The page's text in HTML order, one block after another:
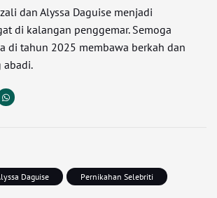
dan Alyssa Daguise menjadi
di kalangan penggemar. Semoga
di tahun 2025 membawa berkah dan
abadi.
Daguise Pernikahan Selebriti